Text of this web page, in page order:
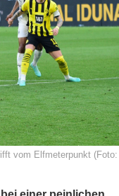
vom Elfmeterpunkt (Foto: